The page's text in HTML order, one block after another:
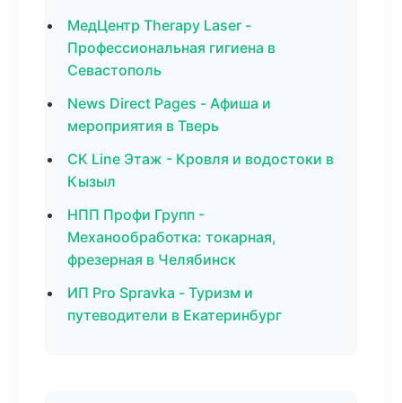
МедЦентр Therapy Laser -
Профессиональная гигиена в
Севастополь
News Direct Pages - Афиша и
мероприятия в Тверь
СК Line Этаж - Кровля и водостоки в
Кызыл
НПП Профи Групп -
Механообработка: токарная,
фрезерная в Челябинск
ИП Pro Spravka - Туризм и
путеводители в Екатеринбург